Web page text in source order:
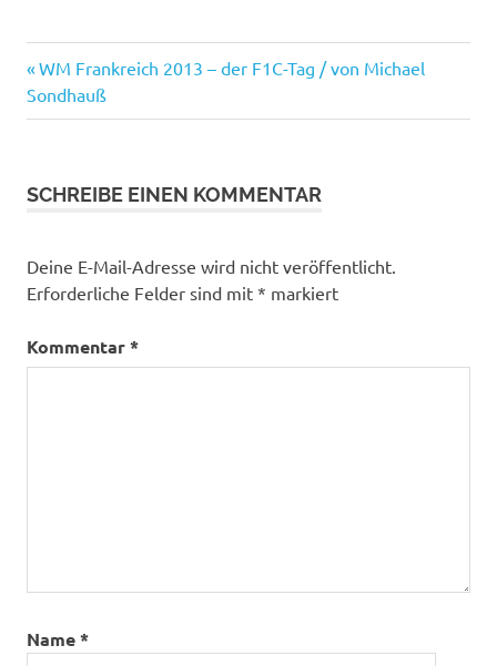
Beitragsnavigation
Vorheriger
Beitrag:
WM Frankreich 2013 – der F1C-Tag / von Michael
Sondhauß
SCHREIBE EINEN KOMMENTAR
Deine E-Mail-Adresse wird nicht veröffentlicht.
Erforderliche Felder sind mit * markiert
Kommentar*
Name*